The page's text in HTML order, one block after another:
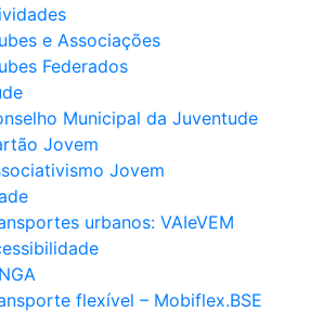
e Associações
Federados
Municipal da Juventude
Jovem
Jovem
urbanos: VAIeVEM
flexível – Mobiflex.BSE